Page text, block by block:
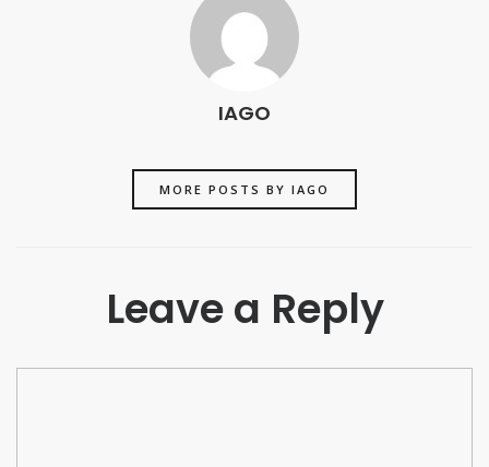
IAGO
MORE POSTS BY IAGO
Leave a Reply